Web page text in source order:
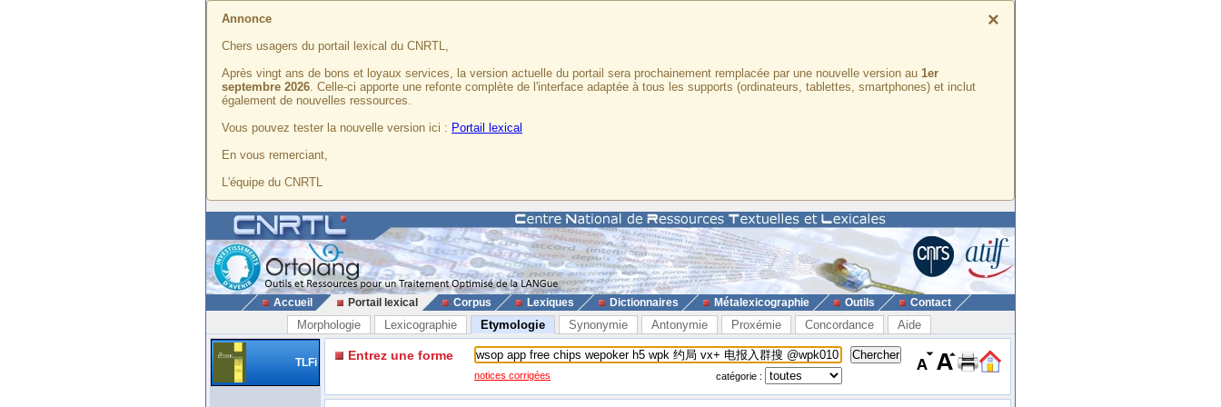
×
Annonce
Chers usagers du portail lexical du CNRTL,
Après vingt ans de bons et loyaux services, la version actuelle du portail sera prochainement remplacée par une nouvelle version au 1er
septembre 2026. Celle-ci apporte une refonte complète de l'interface adaptée à tous les supports (ordinateurs, tablettes, smartphones) et inclut
également de nouvelles ressources.
Vous pouvez tester la nouvelle version ici : Portail lexical
En vous remerciant,
L'équipe du CNRTL
Accueil Portail lexical Corpus Lexiques Dictionnaires Métalexicographie Outils Contact
Morphologie Lexicographie Etymologie Synonymie Antonymie Proxémie Concordance Aide
TLFi Entrez une forme
notices corrigées catégorie :